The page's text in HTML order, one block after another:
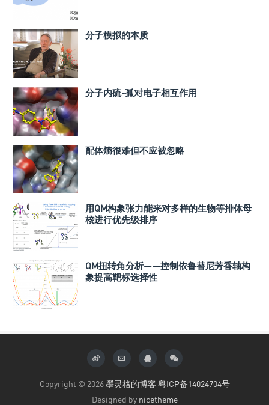
分子模拟的本质
分子内硫-孤对电子相互作用
配体熵很难但不应被忽略
用QM构象张力能来对多样的生物等排体母
核进行优先级排序
QM扭转角分析——控制依鲁替尼芳香轴构
象提高靶标选择性
Copyright © 2026墨灵格的博客 粤ICP备14024704号
Designed by nicetheme